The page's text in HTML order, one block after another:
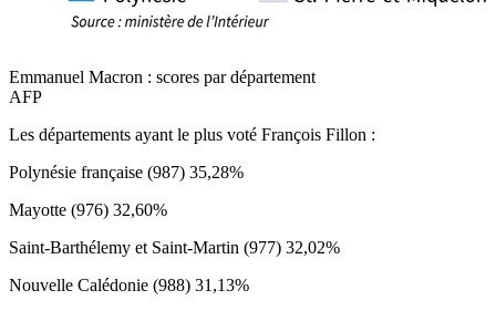
Emmanuel Macron : scores par département
AFP
Les départements ayant le plus voté François Fillon :
Polynésie française (987) 35,28%
Mayotte (976) 32,60%
Saint-Barthélemy et Saint-Martin (977) 32,02%
Nouvelle Calédonie (988) 31,13%